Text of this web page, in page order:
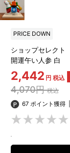
PRICE DOWN
ショップセレクト
開運午い人参 白
2,442 円 税込
4,070円税込
67 ポイント獲得